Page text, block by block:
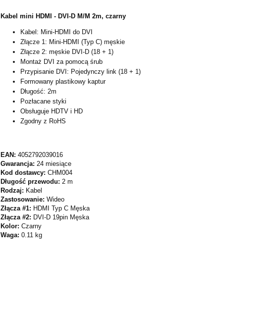
Cena nie zawiera ewentualnych kosztów
Kabel mini HDMI - DVI-D M/M 2m, czarny
Kabel: Mini-HDMI do DVI
Złącze 1: Mini-HDMI (Typ C) męskie
Złącze 2: męskie DVI-D (18 + 1)
Montaż DVI za pomocą śrub
Przypisanie DVI: Pojedynczy link (18 + 1)
Formowany plastikowy kaptur
Długość: 2m
Pozłacane styki
Obsługuje HDTV i HD
Zgodny z RoHS
EAN: 4052792039016
Gwarancja: 24 miesiące
Kod dostawcy: CHM004
Długość przewodu: 2 m
Rodzaj: Kabel
Zastosowanie: Wideo
Złącza #1: HDMI Typ C Męska
Złącza #2: DVI-D 19pin Męska
Kolor: Czarny
Waga: 0.11 kg